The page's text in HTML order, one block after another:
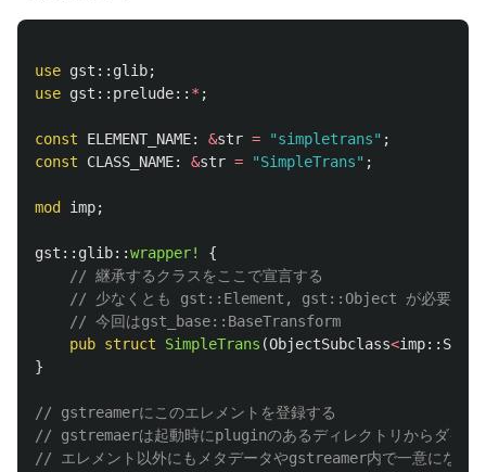
use gst :: glib;
use gst :: prelude:: * ;
const ELEMENT_NAME: &str = "simpletrans" ;
const
CLASS_NAME: &str = "SimpleTrans" ;
mod imp;
gst :: glib::wrapper!
{
// 継承するクラスをここで宣言する
// 少なくとも gst::Element, gst::Object が必要で
// 今回はgst_base::BaseTransform
pub struct SimpleTrans (ObjectSubclass<imp::
}
// gstreamerにこのエレメントを登録する
// gstremaerは起動時にpluginのあるディレクトリからダイナ
// エレメント以外にもメタデータやgstreamer内で一意になる